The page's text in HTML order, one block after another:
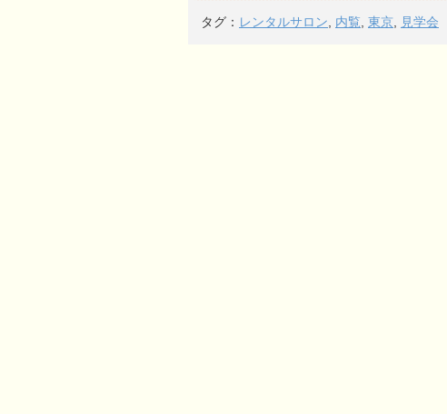
タグ： レンタルサロン 内覧 東京 見学会